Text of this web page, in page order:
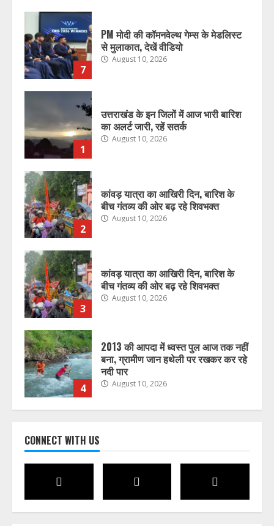
7
PM मोदी की कॉमनवेल्थ गेम्स के मेडलिस्ट
से मुलाकात, देखें वीडियो
August 10, 2026
1
उत्तराखंड के इन जिलों में आज भारी बारिश
का अलर्ट जारी, रहें सतर्क
August 10, 2026
2
कांवड़ यात्रा का आखिरी दिन, बारिश के
बीच गंतव्य की ओर बढ़ रहे शिवभक्त
August 10, 2026
3
कांवड़ यात्रा का आखिरी दिन, बारिश के
बीच गंतव्य की ओर बढ़ रहे शिवभक्त
August 10, 2026
4
2013 की आपदा में ध्वस्त पुल आज तक नहीं
बना, ग्रामीण जान हथेली पर रखकर कर रहे
नदी पार
August 10, 2026
5
ऐलान, कानूनी लड़ाई भी लड़ेगा हिंदू रक्षा दल
August 10, 2026
CONNECT WITH US